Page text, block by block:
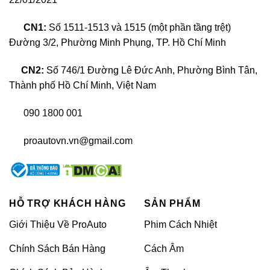
>>XEM THÊM: Đổi màu nội thất cho
Top 6 hạng mục đổi màu nội thất xe
CN1: Số 1511-1513 và 1515 (một phần tầng trệt)
Đường 3/2, Phường Minh Phụng, TP. Hồ Chí Minh
CN2: Số 746/1 Đường Lê Đức Anh, Phường Bình Tân,
Thành phố Hồ Chí Minh, Việt Nam
090 1800 001
proautovn.vn@gmail.com
HỖ TRỢ KHÁCH HÀNG
Giới Thiệu Về ProAuto
Chính Sách Bán Hàng
SẢN PHẨM
Phim Cách Nhiệt
Cách Âm